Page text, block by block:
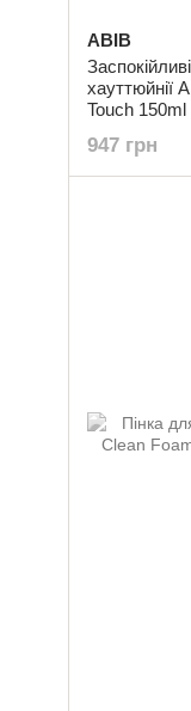
ABIB
хауттюйнії
Touch 150ml
947 грн